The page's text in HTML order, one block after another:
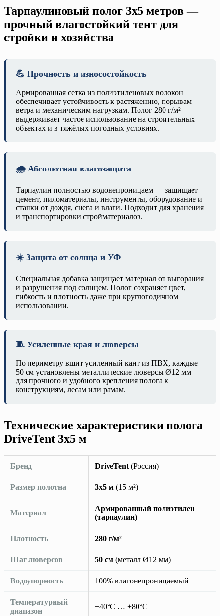
Тарпаулиновый полог 3х5 метров —
прочный влагостойкий тент для
стройки и хозяйства
💪 Прочность и износостойкость
Армированная сетка из полиэтиленовых волокон
обеспечивает устойчивость к растяжению, порывам
ветра и механическим нагрузкам. Полог 280 г/м²
выдерживает частое использование на строительных
объектах и в тяжёлых погодных условиях.
🌧️ Абсолютная влагозащита
Тарпаулин полностью водонепроницаем — защищает
цемент, пиломатериалы, инструменты, оборудование и
станки от дождя, снега и влаги. Подходит для хранения
и транспортировки стройматериалов.
☀️ Защита от солнца и УФ
Специальная добавка защищает материал от выгорания
и разрушения под солнцем. Полог сохраняет цвет,
гибкость и плотность даже при круглогодичном
использовании.
🧵 Усиленные края и люверсы
По периметру вшит усиленный кант из ПВХ, каждые
50 см установлены металлические люверсы Ø12 мм —
для прочного и удобного крепления полога к
конструкциям, лесам или рамам.
Технические характеристики полога
DriveTent 3х5 м
Бренд DriveTent (Россия)
Размер полотна 3х5 м (15 м²)
Материал
Армированный полиэтилен
(тарпаулин)
Плотность 280 г/м²
Шаг люверсов 50 см (металл Ø12 мм)
Водоупорность 100% влагонепроницаемый
Температурный
диапазон
−40°C … +80°C